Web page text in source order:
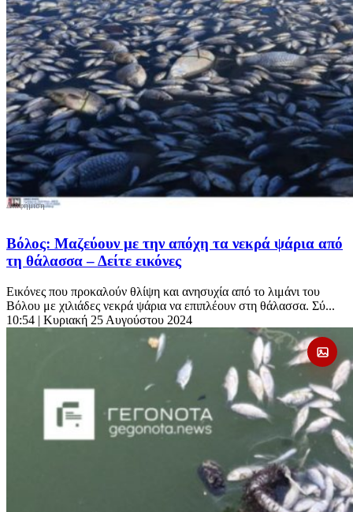
Βόλος: Μαζεύουν με την απόχη τα νεκρά ψάρια από
τη θάλασσα – Δείτε εικόνες
Εικόνες που προκαλούν θλίψη και ανησυχία από το λιμάνι του
Βόλου με χιλιάδες νεκρά ψάρια να επιπλέουν στη θάλασσα. Σύ...
10:54 | Κυριακή 25 Αυγούστου 2024